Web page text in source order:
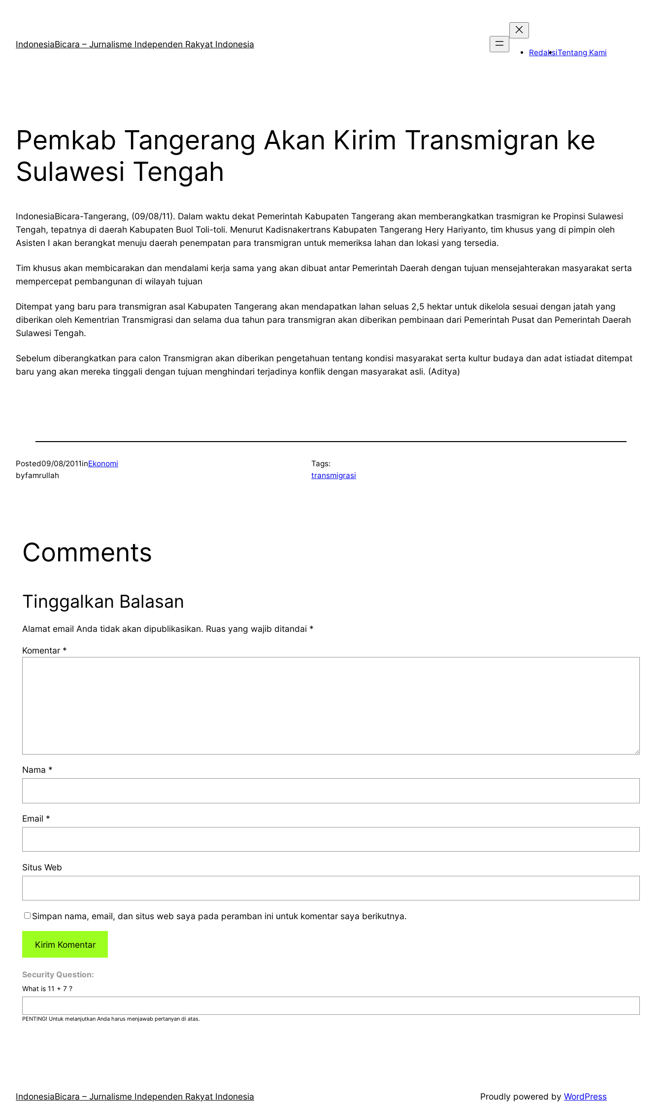
IndonesiaBicara – Jurnalisme Independen Rakyat Indonesia
RedaksiTentang Kami
Pemkab Tangerang Akan Kirim Transmigran ke
Sulawesi Tengah
IndonesiaBicara-Tangerang, (09/08/11). Dalam waktu dekat Pemerintah Kabupaten Tangerang akan memberangkatkan trasmigran ke Propinsi Sulawesi
Tengah, tepatnya di daerah Kabupaten Buol Toli-toli. Menurut Kadisnakertrans Kabupaten Tangerang Hery Hariyanto, tim khusus yang di pimpin oleh
Asisten I akan berangkat menuju daerah penempatan para transmigran untuk memeriksa lahan dan lokasi yang tersedia.
Tim khusus akan membicarakan dan mendalami kerja sama yang akan dibuat antar Pemerintah Daerah dengan tujuan mensejahterakan masyarakat serta
mempercepat pembangunan di wilayah tujuan
Ditempat yang baru para transmigran asal Kabupaten Tangerang akan mendapatkan lahan seluas 2,5 hektar untuk dikelola sesuai dengan jatah yang
diberikan oleh Kementrian Transmigrasi dan selama dua tahun para transmigran akan diberikan pembinaan dari Pemerintah Pusat dan Pemerintah Daerah
Sulawesi Tengah.
Sebelum diberangkatkan para calon Transmigran akan diberikan pengetahuan tentang kondisi masyarakat serta kultur budaya dan adat istiadat ditempat
baru yang akan mereka tinggali dengan tujuan menghindari terjadinya konflik dengan masyarakat asli. (Aditya)
Posted09/08/2011inEkonomi
byfamrullah
Tags:
transmigrasi
Comments
Tinggalkan Balasan
Alamat email Anda tidak akan dipublikasikan. Ruas yang wajib ditandai *
Komentar *
Nama *
Email *
Situs Web
Simpan nama, email, dan situs web saya pada peramban ini untuk komentar saya berikutnya.
Security Question:
What is 11 + 7 ?
PENTING! Untuk melanjutkan Anda harus menjawab pertanyan di atas.
IndonesiaBicara – Jurnalisme Independen Rakyat Indonesia Proudly powered by WordPress